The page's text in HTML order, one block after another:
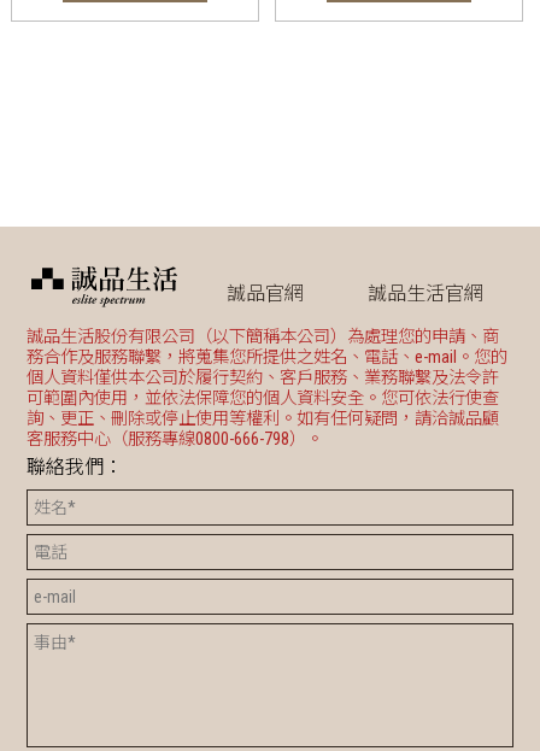
誠品官網 誠品生活官網
誠品生活股份有限公司（以下簡稱本公司）為處理您的申請、商
務合作及服務聯繫，將蒐集您所提供之姓名、電話、e-mail。您的
個人資料僅供本公司於履行契約、客戶服務、業務聯繫及法令許
可範圍內使用，並依法保障您的個人資料安全。您可依法行使查
詢、更正、刪除或停止使用等權利。如有任何疑問，請洽誠品顧
客服務中心（服務專線0800-666-798）。
聯絡我們：